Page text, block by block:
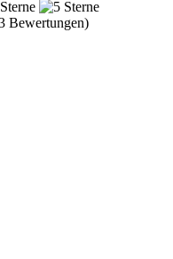
Bewertungen)